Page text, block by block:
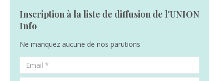
Inscription à la liste de diffusion de l'UNION
Info
Ne manquez aucune de nos parutions